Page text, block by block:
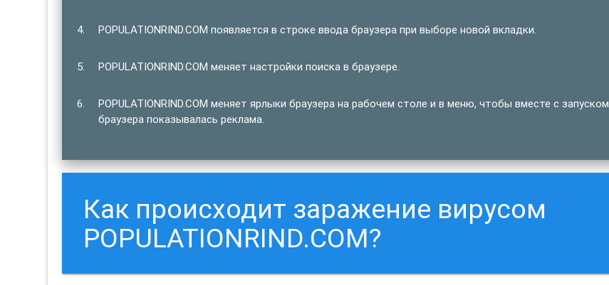
POPULATIONRIND.COM появляется в строке ввода браузера при выборе новой вкладки.
POPULATIONRIND.COM меняет настройки поиска в браузере.
POPULATIONRIND.COM меняет ярлыки браузера на рабочем столе и в меню, чтобы вместе с запуском
браузера показывалась реклама.
Как происходит заражение вирусом
POPULATIONRIND.COM?